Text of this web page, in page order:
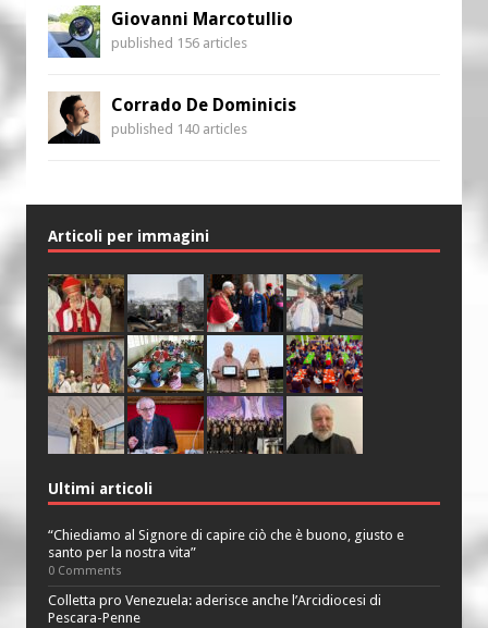
Giovanni Marcotullio
published 156 articles
Corrado De Dominicis
published 140 articles
Articoli per immagini
Ultimi articoli
“Chiediamo al Signore di capire ciò che è buono, giusto e
santo per la nostra vita”
0 Comments
Colletta pro Venezuela: aderisce anche l’Arcidiocesi di
Pescara-Penne